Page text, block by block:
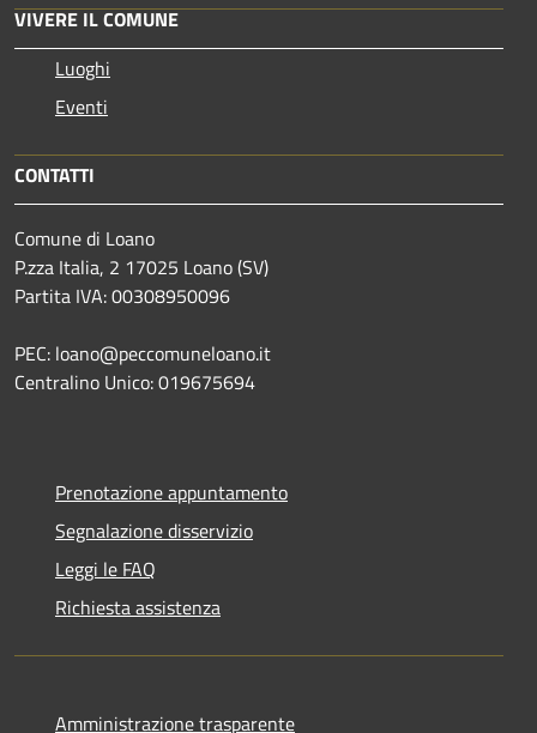
VIVERE IL COMUNE
Luoghi
Eventi
CONTATTI
Comune di Loano
P.zza Italia, 2 17025 Loano (SV)
Partita IVA: 00308950096
PEC: loano@peccomuneloano.it
Centralino Unico: 019675694
Prenotazione appuntamento
Segnalazione disservizio
Leggi le FAQ
Richiesta assistenza
Amministrazione trasparente